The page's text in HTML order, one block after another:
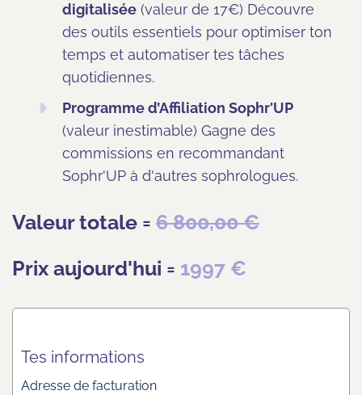
digitalisée(valeur de 17€) Découvre
des outils essentiels pour optimiser ton
temps et automatiser tes tâches
quotidiennes.
Programme d’Affiliation Sophr'UP
(valeur inestimable) Gagne des
commissions en recommandant
Sophr'UP à d'autres sophrologues.
Valeur totale = 6 800,00 €
Prix aujourd'hui = 1997 €
Tes informations
Adresse de facturation